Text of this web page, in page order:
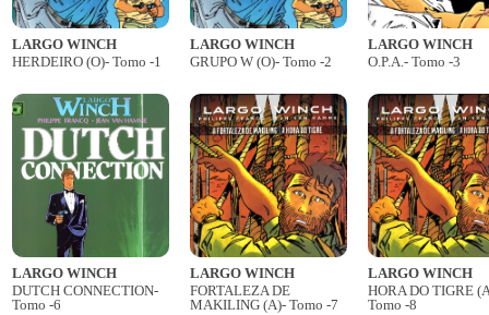
LARGO WINCH
HERDEIRO (O)- Tomo -1
LARGO WINCH
GRUPO W (O)- Tomo -2
LARGO WINCH
O.P.A.- Tomo -3
LARGO WINCH
DUTCH CONNECTION-
Tomo -6
LARGO WINCH
FORTALEZA DE
MAKILING (A)- Tomo -7
LARGO WINCH
HORA DO TIGRE
Tomo -8